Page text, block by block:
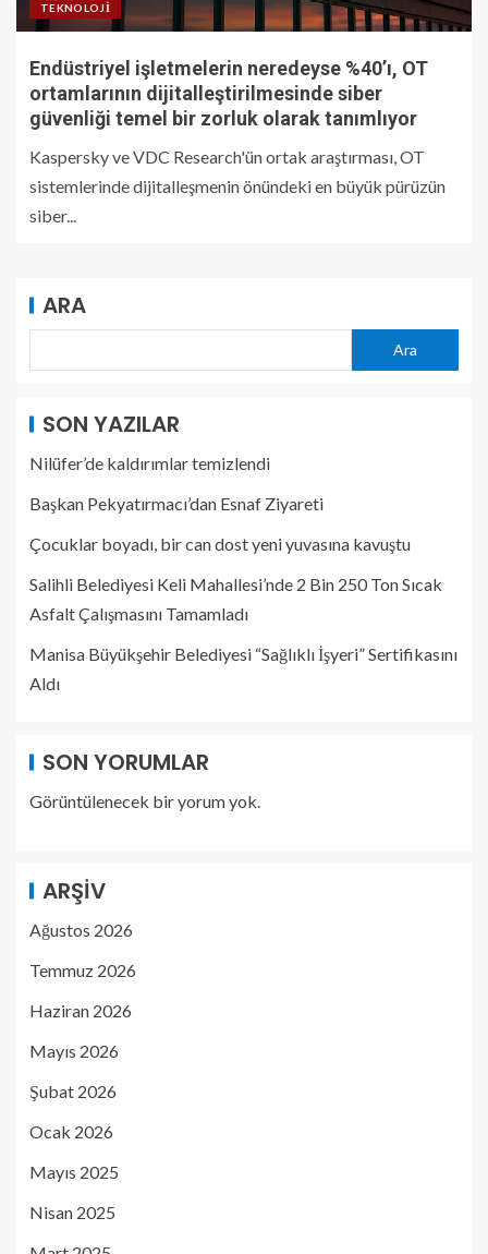
TEKNOLOJI
Endüstriyel işletmelerin neredeyse %40’ı, OT
ortamlarının dijitalleştirilmesinde siber
güvenliği temel bir zorluk olarak tanımlıyor
Kaspersky ve VDC Research'ün ortak araştırması, OT
sistemlerinde dijitalleşmenin önündeki en büyük pürüzün
siber...
ARA
Ara
SON YAZILAR
Nilüfer’de kaldırımlar temizlendi
Başkan Pekyatırmacı’dan Esnaf Ziyareti
Çocuklar boyadı, bir can dost yeni yuvasına kavuştu
Salihli Belediyesi Keli Mahallesi’nde 2 Bin 250 Ton Sıcak
Asfalt Çalışmasını Tamamladı
Manisa Büyükşehir Belediyesi “Sağlıklı İşyeri” Sertifikasını
Aldı
SON YORUMLAR
Görüntülenecek bir yorum yok.
ARŞIV
Ağustos 2026
Temmuz 2026
Haziran 2026
Mayıs 2026
Şubat 2026
Ocak 2026
Mayıs 2025
Nisan 2025